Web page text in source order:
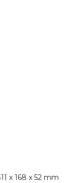
x 168 x 52 mm